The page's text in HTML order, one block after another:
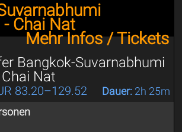
Chai Nat
Mehr Infos / Tickets
Bangkok-Suvarnabhumi
Nat
83.20–129.52 Dauer:2h 25m